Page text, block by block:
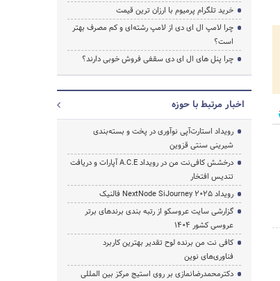
خرید تلگرام پرمیوم با ارزان ترین قیمت
چرا لامپ ال ای دی از لامپ رشته‌ای و کم مصرف بهتر
است؟
چرا پنل های ال ای دی سقفی فروش خوبی دارند؟
اخبار مرتبط با حوزه
رویداد استارت‌آپی نوآوری در پخت و بسته‌بندی
شیرینی سنتی قزوین
درخشش کافی‌نت من در رویداد A.C.E آپارات و دریافت
تندیس افتخار
رویداد NextNode SiJourney 2025 فالنیک
گزارشی سایت عروسکو از رتبه بندی برندهای برتر
عروسی کشور 1404
کافی نت من برنده لوح تقدیر بهترین کاربرد
فناوری‌های نوین
دکترمحمدرضانمازی بر روی استیج مرکز بین المللی